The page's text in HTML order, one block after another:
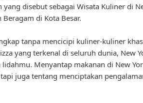
disebut sebagai Wisata Kuliner di
di Kota Besar.
tanpa mencicipi kuliner-kuliner
yang terkenal di seluruh dunia, New
Menyantap makanan di New
juga tentang menciptakan